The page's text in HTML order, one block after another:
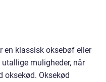
en klassisk oksebøf eller
muligheder, når
Oksekød